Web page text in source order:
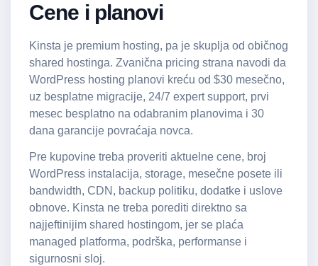
Cene i planovi
Kinsta je premium hosting, pa je skuplja od običnog
shared hostinga. Zvanična pricing strana navodi da
WordPress hosting planovi kreću od $30 mesečno,
uz besplatne migracije, 24/7 expert support, prvi
mesec besplatno na odabranim planovima i 30
dana garancije povraćaja novca.
Pre kupovine treba proveriti aktuelne cene, broj
WordPress instalacija, storage, mesečne posete ili
bandwidth, CDN, backup politiku, dodatke i uslove
obnove. Kinsta ne treba porediti direktno sa
najjeftinijim shared hostingom, jer se plaća
managed platforma, podrška, performanse i
sigurnosni sloj.